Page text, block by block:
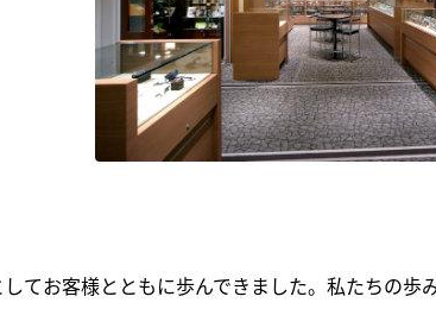
てお客様とともに歩んできました。私たちの歩